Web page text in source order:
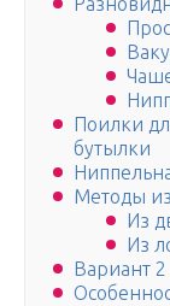
Поилки
бутылки
Методы
Из
Из
Вариант